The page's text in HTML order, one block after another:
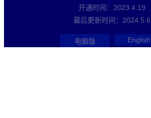
开通时间： 2023 4 19
最后更新时间： 2024 5 6
电脑版 English